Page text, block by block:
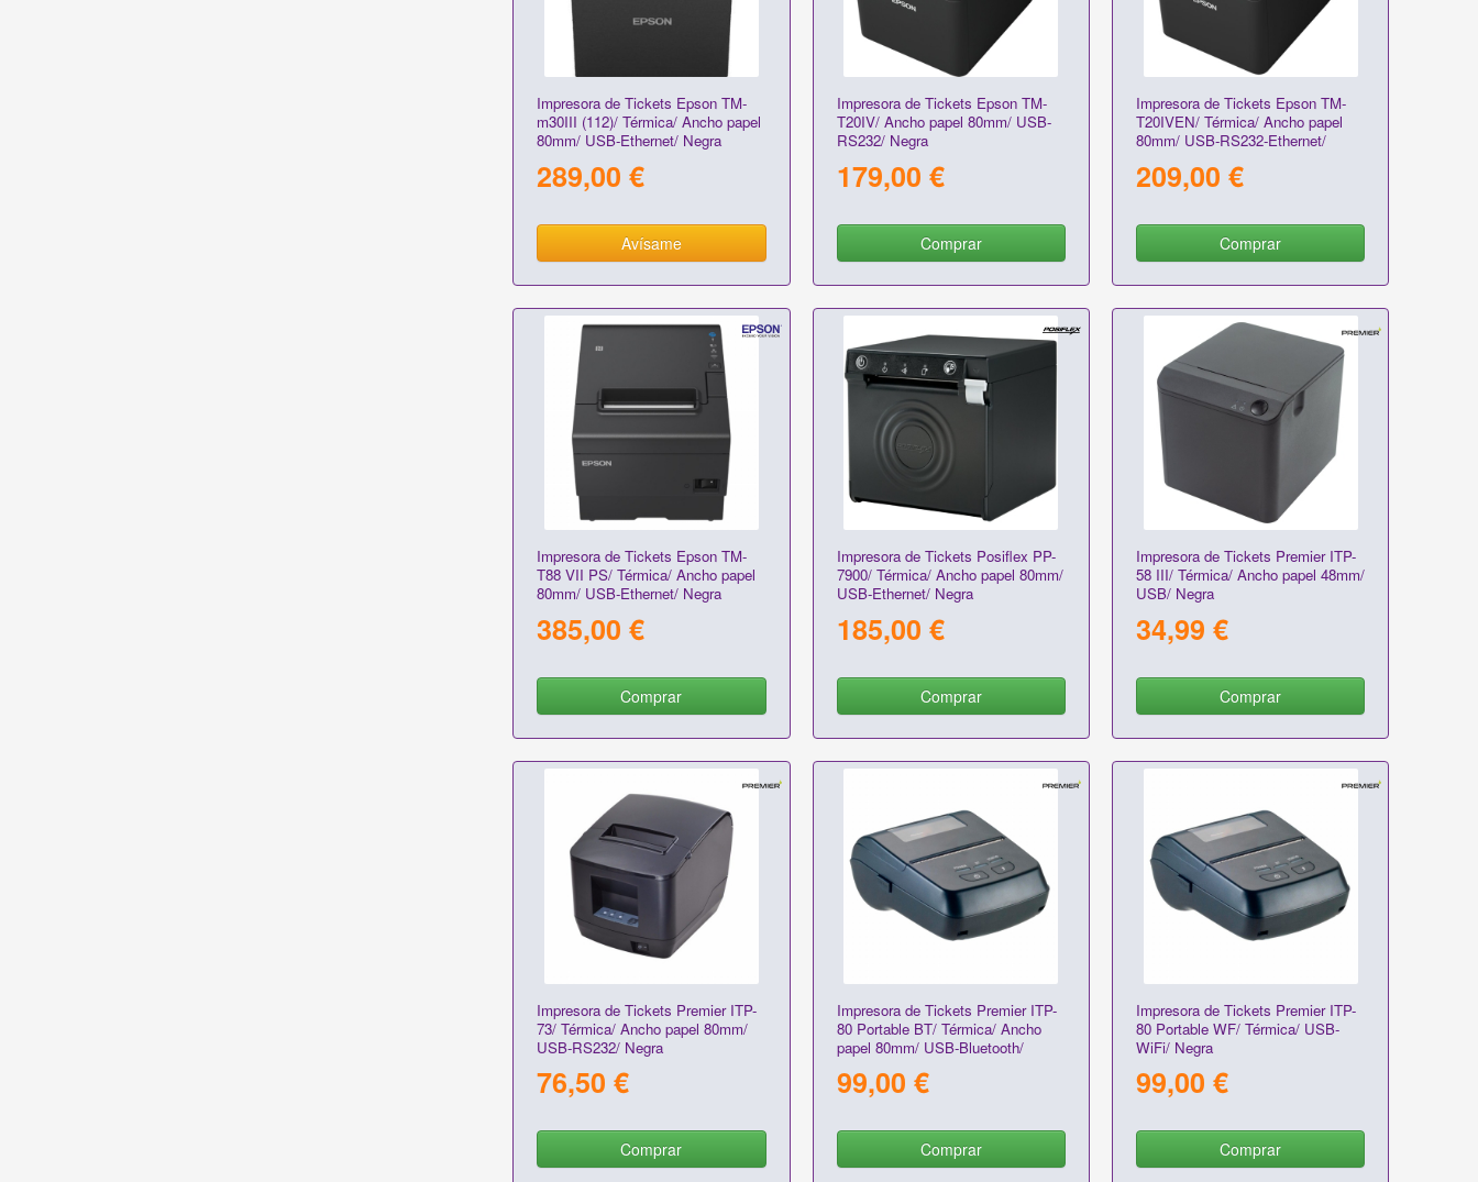
Impresora de Tickets Epson TM-
m30III (112)/ Térmica/ Ancho papel
80mm/ USB-Ethernet/ Negra
289,00 €
Avísame
Impresora de Tickets Epson TM-
T20IV/ Ancho papel 80mm/ USB-
RS232/ Negra
179,00 €
Comprar
Impresora de Tickets Epson TM-
T20IVEN/ Térmica/ Ancho papel
80mm/ USB-RS232-Ethernet/
209,00 €
Comprar
Impresora de Tickets Epson TM-
T88 VII PS/ Térmica/ Ancho papel
80mm/ USB-Ethernet/ Negra
385,00 €
Comprar
Impresora de Tickets Posiflex PP-
7900/ Térmica/ Ancho papel 80mm/
USB-Ethernet/ Negra
185,00 €
Comprar
Impresora de Tickets Premier ITP-
58 III/ Térmica/ Ancho papel 48mm/
USB/ Negra
34,99 €
Comprar
Impresora de Tickets Premier ITP-
73/ Térmica/ Ancho papel 80mm/
USB-RS232/ Negra
76,50 €
Comprar
Impresora de Tickets Premier ITP-
80 Portable BT/ Térmica/ Ancho
papel 80mm/ USB-Bluetooth/
99,00 €
Comprar
Impresora de Tickets Premier ITP-
80 Portable WF/ Térmica/ USB-
WiFi/ Negra
99,00 €
Comprar